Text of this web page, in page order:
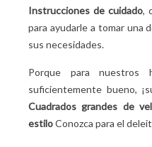
Instrucciones de cuidado,
para ayudarle a tomar una
sus necesidades.
Porque para
suficientemente bueno,
Cuadrados grandes de
estiloConozca para el